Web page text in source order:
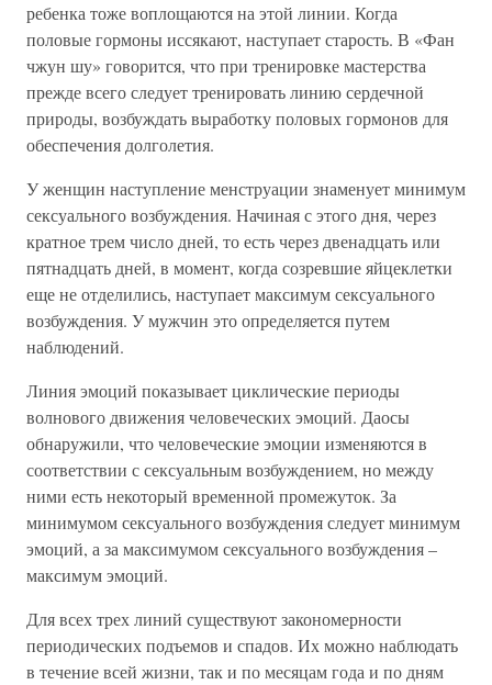
ребенка тоже воплощаются на этой линии. Когда
половые гормоны иссякают, наступает старость. В «Фан
чжун шу» говорится, что при тренировке мастерства
прежде всего следует тренировать линию сердечной
природы, возбуждать выработку половых гормонов для
обеспечения долголетия.
У женщин наступление менструации знаменует минимум
сексуального возбуждения. Начиная с этого дня, через
кратное трем число дней, то есть через двенадцать или
пятнадцать дней, в момент, когда созревшие яйцеклетки
еще не отделились, наступает максимум сексуального
возбуждения. У мужчин это определяется путем
наблюдений.
Линия эмоций показывает циклические периоды
волнового движения человеческих эмоций. Даосы
обнаружили, что человеческие эмоции изменяются в
соответствии с сексуальным возбуждением, но между
ними есть некоторый временной промежуток. За
минимумом сексуального возбуждения следует минимум
эмоций, а за максимумом сексуального возбуждения –
максимум эмоций.
Для всех трех линий существуют закономерности
периодических подъемов и спадов. Их можно наблюдать
в течение всей жизни, так и по месяцам года и по дням